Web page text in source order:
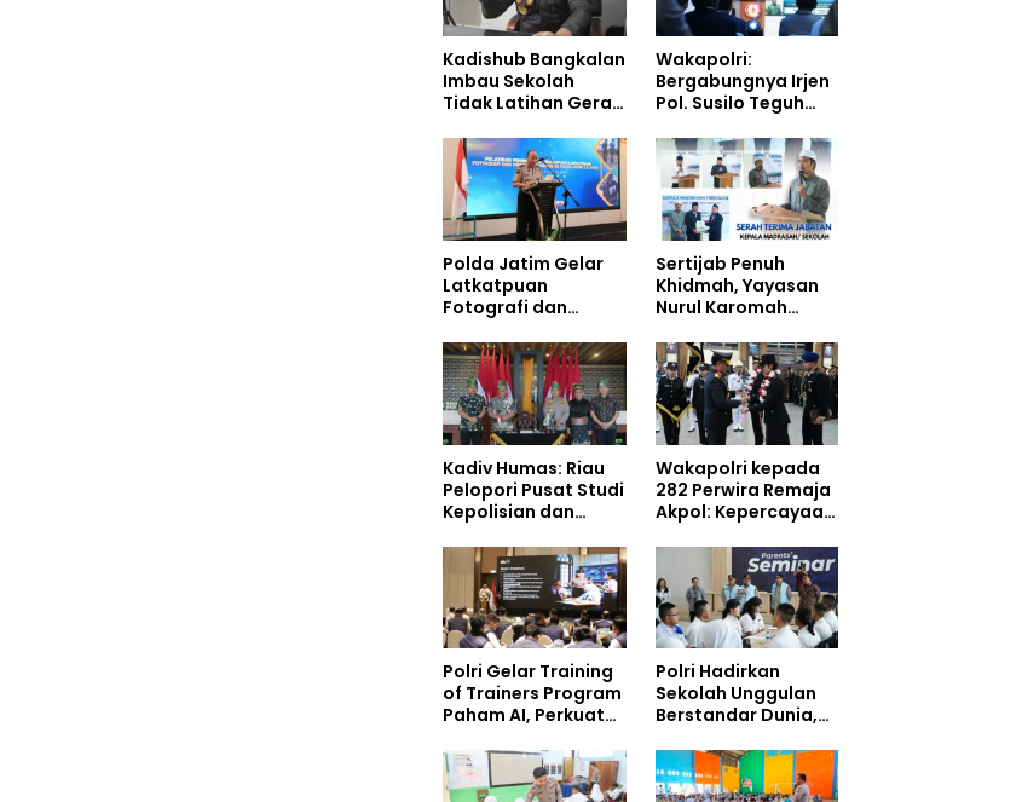
Kadishub Bangkalan
Imbau Sekolah
Tidak Latihan Gerak
Wakapolri:
Bergabungnya Irjen
Pol. Susilo Teguh
Perkuat Jejaring
Nasional Pusat
Studi Kepolisian
Polda Jatim Gelar
Latkatpuan
Fotografi dan
Tingkatkan
Kompetensi
Personel di Era
Digital
Sertijab Penuh
Khidmah, Yayasan
Nurul Karomah
Demisioner Voucher
Umrah
Kadiv Humas: Riau
Pelopori Pusat Studi
Kepolisian dan
Policing Masuki
Babak Baru
Wakapolri kepada
282 Perwira Remaja
Akpol: Kepercayaan
Dibangun dari
Integritas
Polri Gelar Training
of Trainers Program
Paham AI, Perkuat
Pelajar
Polri Hadirkan
Sekolah Unggulan
Berstandar Dunia,
Tempati Kampus